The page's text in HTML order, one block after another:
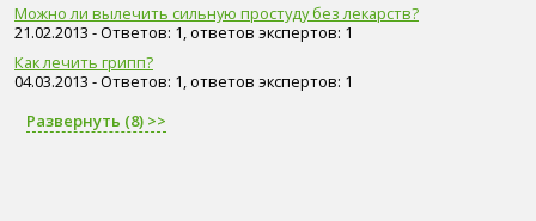
Можно ли вылечить сильную простуду без лекарств?
21.02.2013 - Ответов: 1, ответов экспертов: 1
Как лечить грипп?
04.03.2013 - Ответов: 1, ответов экспертов: 1
Развернуть (8) >>